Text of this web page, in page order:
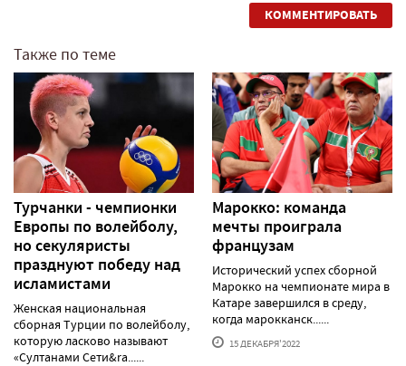
КОММЕНТИРОВАТЬ
Также по теме
Турчанки - чемпионки
Европы по волейболу,
но секуляристы
празднуют победу над
исламистами
Женская национальная
сборная Турции по волейболу,
которую ласково называют
«Султанами Сети&ra......
Марокко: команда
мечты проиграла
французам
Исторический успех сборной
Марокко на чемпионате мира в
Катаре завершился в среду,
когда марокканск......
15 ДЕКАБРЯ'2022